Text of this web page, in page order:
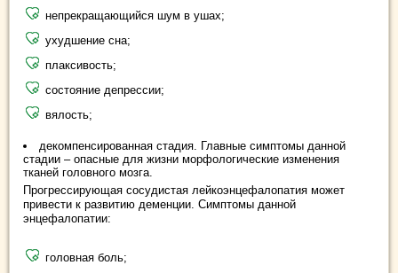
непрекращающийся шум в ушах;
ухудшение сна;
плаксивость;
состояние депрессии;
вялость;
декомпенсированная стадия. Главные симптомы данной
стадии – опасные для жизни морфологические изменения
тканей головного мозга.
Прогрессирующая сосудистая лейкоэнцефалопатия может
привести к развитию деменции. Симптомы данной
энцефалопатии:
головная боль;